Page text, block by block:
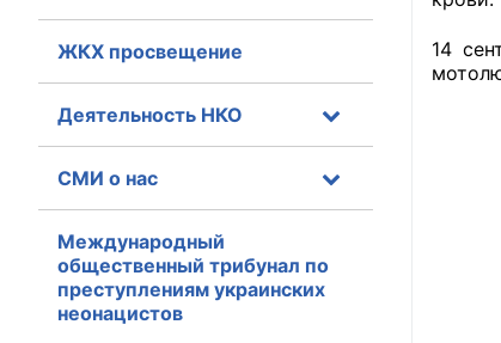
оказания
14
ЖКХ просвещение
Деятельность НКО
СМИ о нас
Международный
общественный трибунал по
преступлениям украинских
неонацистов